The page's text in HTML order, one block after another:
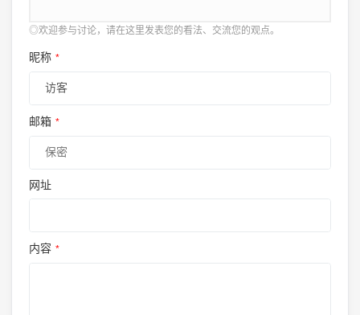
◎欢迎参与讨论，请在这里发表您的看法、交流您的观点。
昵称 *
邮箱 *
网址
内容 *